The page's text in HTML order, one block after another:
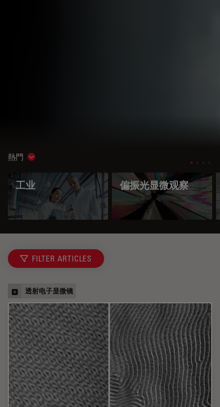
熱門 Show subnavigation
工业 偏振光显微观察
FILTER ARTICLES
透射电子显微镜